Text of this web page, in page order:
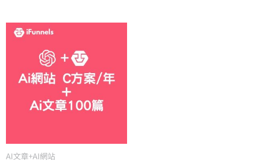
AI文章+AI網站
原
始
價
格：
NT$39,990。NT$35,000。